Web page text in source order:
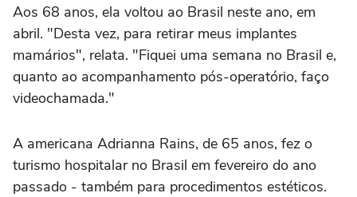
Aos 68 anos, ela voltou ao Brasil neste ano, em
abril. "Desta vez, para retirar meus implantes
mamários", relata. "Fiquei uma semana no Brasil e,
quanto ao acompanhamento pós-operatório, faço
videochamada."
A americana Adrianna Rains, de 65 anos, fez o
turismo hospitalar no Brasil em fevereiro do ano
passado - também para procedimentos estéticos.